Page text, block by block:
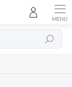
Hľadať